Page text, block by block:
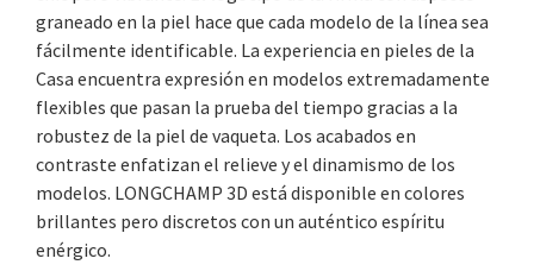
graneado en la piel hace que cada modelo de la línea sea
fácilmente identificable. La experiencia en pieles de la
Casa encuentra expresión en modelos extremadamente
flexibles que pasan la prueba del tiempo gracias a la
robustez de la piel de vaqueta. Los acabados en
contraste enfatizan el relieve y el dinamismo de los
modelos. LONGCHAMP 3D está disponible en colores
brillantes pero discretos con un auténtico espíritu
enérgico.